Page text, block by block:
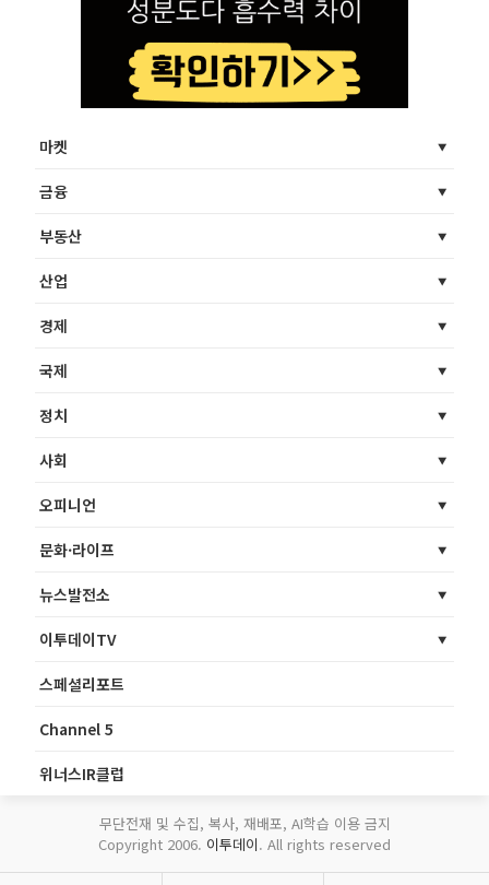
마켓
금융
부동산
산업
경제
국제
정치
사회
오피니언
문화·라이프
뉴스발전소
이투데이TV
스페셜리포트
Channel 5
위너스IR클럽
무단전재 및 수집, 복사, 재배포, AI학습 이용 금지
Copyright 2006. 이투데이. All rights reserved